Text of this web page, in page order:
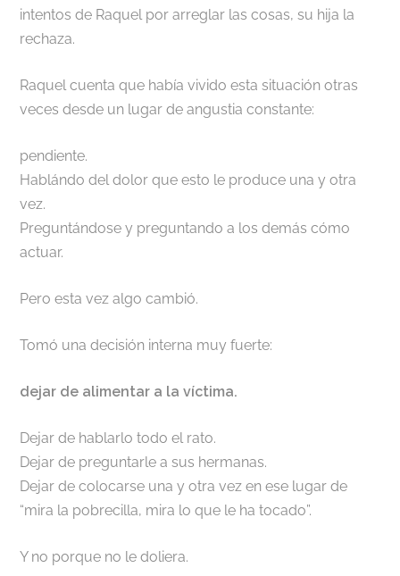
intentos de Raquel por arreglar las cosas, su hija la
rechaza.
Raquel cuenta que había vivido esta situación otras
veces desde un lugar de angustia constante:
pendiente.
Hablándo del dolor que esto le produce una y otra
vez.
Preguntándose y preguntando a los demás cómo
actuar.
Pero esta vez algo cambió.
Tomó una decisión interna muy fuerte:
dejar de alimentar a la víctima.
Dejar de hablarlo todo el rato.
Dejar de preguntarle a sus hermanas.
Dejar de colocarse una y otra vez en ese lugar de
“mira la pobrecilla, mira lo que le ha tocado”.
Y no porque no le doliera.